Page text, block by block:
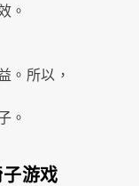
。
。所以，
。
游戏